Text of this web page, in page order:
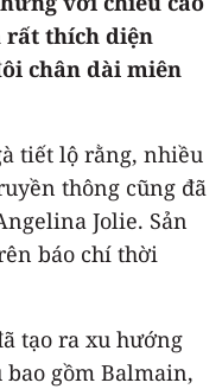
rất thích diện
chân dài miên
tiết lộ rằng, nhiều
thông cũng đã
Jolie. Sản
báo chí thời
tạo ra xu hướng
bao gồm Balmain,